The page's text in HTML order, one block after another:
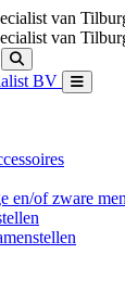
van
van
en/of zware